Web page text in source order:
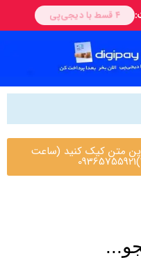
متن کیک کنید (ساعت